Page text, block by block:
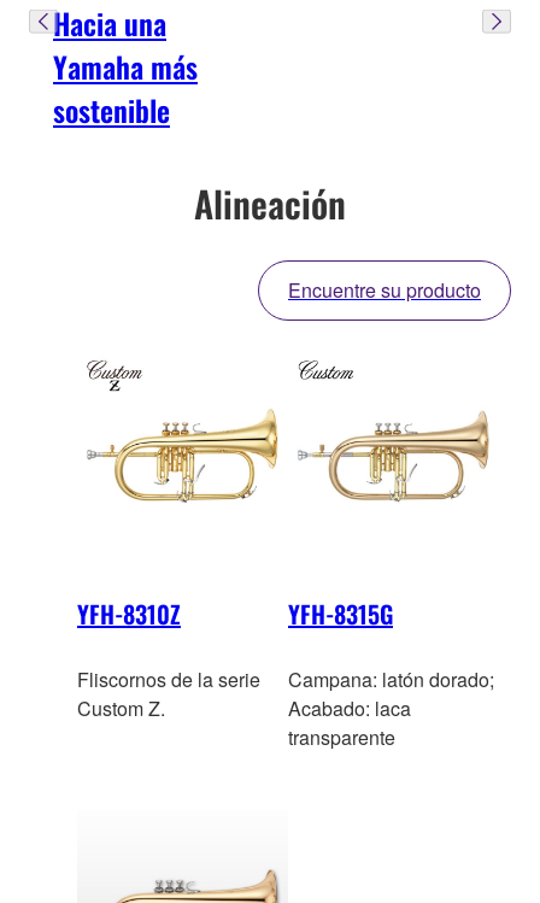
Hacia una
Yamaha más
sostenible
Alineación
Encuentre su producto
YFH-8310Z
Fliscornos de la serie
Custom Z.
YFH-8315G
Campana: latón dorado;
Acabado: laca
transparente